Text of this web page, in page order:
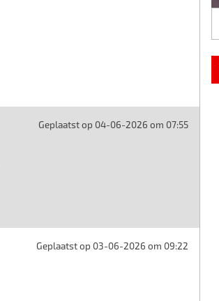
Geplaatst op 04-06-2026 om 07:55
Geplaatst op 03-06-2026 om 09:22